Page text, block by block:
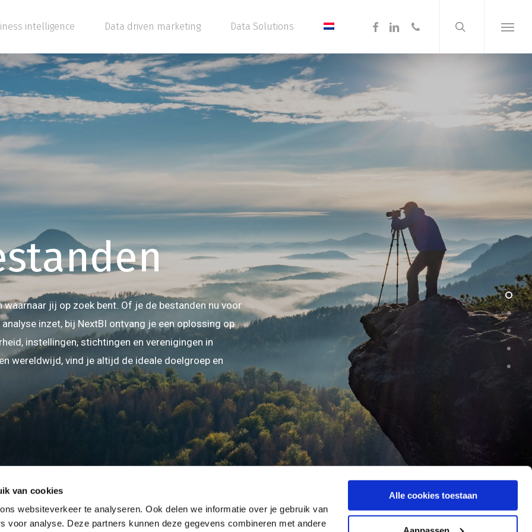
van cookies
websiteverkeer te analyseren. Ook delen we informatie over je gebruik van
voor analyse. Deze partners kunnen deze gegevens combineren met andere
Alle cookies toestaan
intelligence Data driven marketing Data Solutions facebooklinkedinphone
Menu
jij op zoek bent. Of je de bestanden nu voor
inzet, bij NextBI ontvang je een oplossing op
instellingen, stichtingen en verenigingen in
wereldwijd, vind je altijd de ideale doelgroep en